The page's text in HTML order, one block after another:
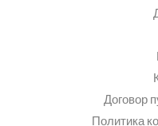
Договор
Политика